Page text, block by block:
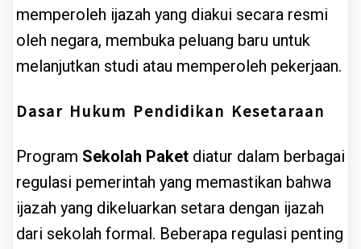
memperoleh ijazah yang diakui secara resmi
oleh negara, membuka peluang baru untuk
melanjutkan studi atau memperoleh pekerjaan.
Dasar Hukum Pendidikan Kesetaraan
Program Sekolah Paket diatur dalam berbagai
regulasi pemerintah yang memastikan bahwa
ijazah yang dikeluarkan setara dengan ijazah
dari sekolah formal. Beberapa regulasi penting